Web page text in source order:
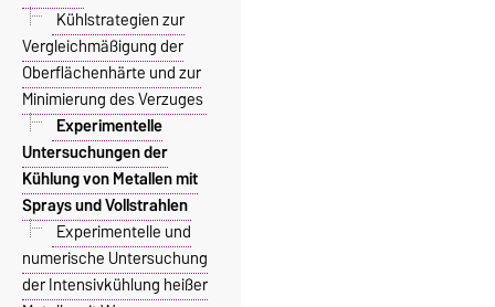
Kühlstrategien zur
Vergleichmäßigung der
Oberflächenhärte und zur
Minimierung des Verzuges
Experimentelle
Untersuchungen der
Kühlung von Metallen mit
Sprays und Vollstrahlen
Experimentelle und
numerische Untersuchung
der Intensivkühlung heißer